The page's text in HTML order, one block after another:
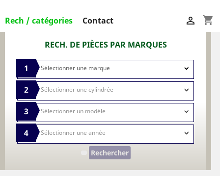
Rech / catégories Contact shopping_cart

RECH. DE PIÈCES PAR MARQUES
1
2
3
4
Rechercher